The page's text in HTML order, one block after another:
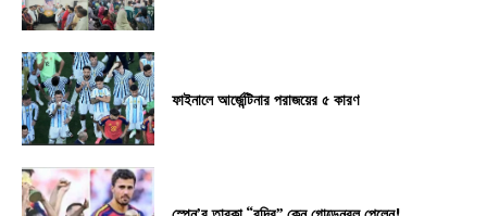
ফাইনালে আর্জেন্টিনার পরাজয়ের ৫ কারণ